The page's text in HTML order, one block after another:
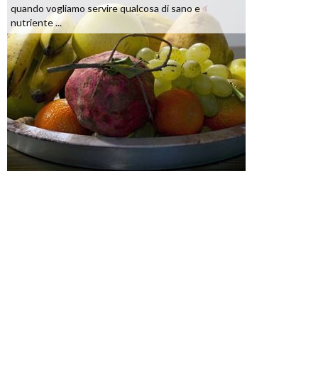
quando vogliamo servire qualcosa di sano e
nutriente ...